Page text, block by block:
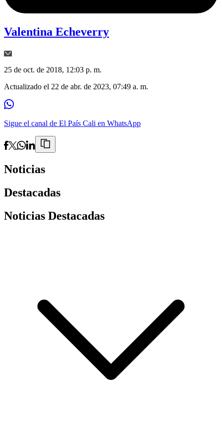
Valentina Echeverry
25 de oct. de 2018, 12:03 p. m.
Actualizado el 22 de abr. de 2023, 07:49 a. m.
Sigue el canal de El País Cali en WhatsApp
Noticias
Destacadas
Noticias Destacadas